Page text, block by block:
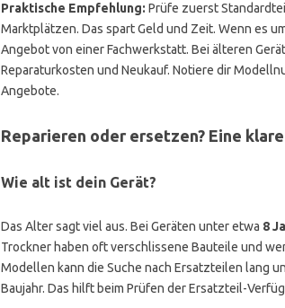
Praktische Empfehlung: Prüfe zuerst
Marktplätzen. Das spart Geld und Zeit. Wenn es
Angebot von einer Fachwerkstatt. Bei älteren
Reparaturkosten und Neukauf. Notiere dir
Angebote.
Reparieren oder ersetzen? Eine
Wie alt ist dein Gerät?
Das Alter sagt viel aus. Bei Geräten unter etwa 8
Trockner haben oft verschlissene Bauteile und
Modellen kann die Suche nach Ersatzteilen lang
Baujahr. Das hilft beim Prüfen der Ersatzteil-